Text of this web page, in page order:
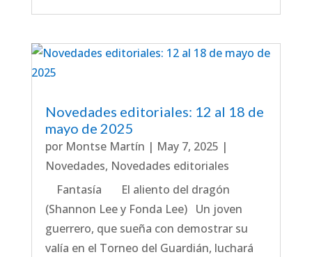
Novedades editoriales: 12 al 18 de
mayo de 2025
por Montse Martín | May 7, 2025 |
Novedades, Novedades editoriales
Fantasía El aliento del dragón
(Shannon Lee y Fonda Lee) Un joven
guerrero, que sueña con demostrar su
valía en el Torneo del Guardián, luchará